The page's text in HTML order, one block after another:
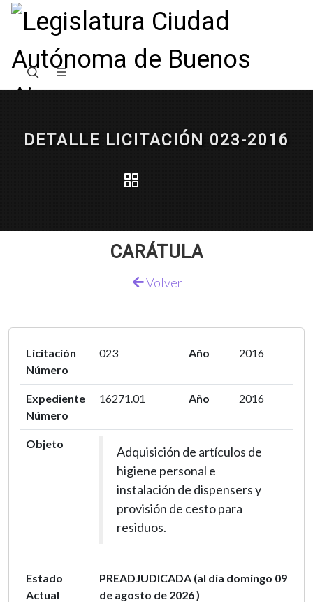
DETALLE LICITACIÓN 023-2016
CARÁTULA
Volver
Licitación
Número
023 Año 2016
Expediente
Número
16271.01 Año 2016
Objeto
Adquisición de artículos de
higiene personal e
instalación de dispensers y
provisión de cesto para
residuos.
Estado
Actual
PREADJUDICADA (al día domingo 09
de agosto de 2026 )